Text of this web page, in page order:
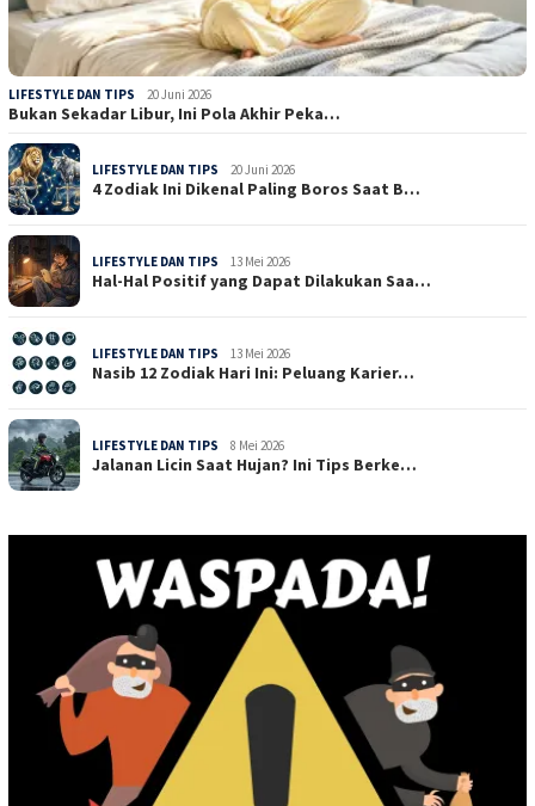
LIFESTYLE DAN TIPS 20 Juni 2026
Bukan Sekadar Libur, Ini Pola Akhir Peka…
LIFESTYLE DAN TIPS 20 Juni 2026
4 Zodiak Ini Dikenal Paling Boros Saat B…
LIFESTYLE DAN TIPS 13 Mei 2026
Hal-Hal Positif yang Dapat Dilakukan Saa…
LIFESTYLE DAN TIPS 13 Mei 2026
Nasib 12 Zodiak Hari Ini: Peluang Karier…
LIFESTYLE DAN TIPS 8 Mei 2026
Jalanan Licin Saat Hujan? Ini Tips Berke…